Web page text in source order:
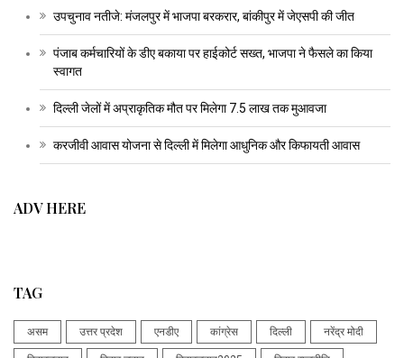
उपचुनाव नतीजे: मंजलपुर में भाजपा बरकरार, बांकीपुर में जेएसपी की जीत
पंजाब कर्मचारियों के डीए बकाया पर हाईकोर्ट सख्त, भाजपा ने फैसले का किया
स्वागत
दिल्ली जेलों में अप्राकृतिक मौत पर मिलेगा 7.5 लाख तक मुआवजा
करजीवी आवास योजना से दिल्ली में मिलेगा आधुनिक और किफायती आवास
ADV HERE
TAG
असम उत्तर प्रदेश एनडीए कांग्रेस दिल्ली नरेंद्र मोदी